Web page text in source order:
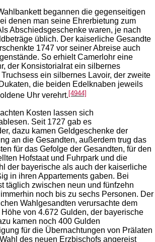
begannen die gegenseitigen
denen man seine Ehrerbietung zum
Abschiedsgeschenke waren, je nach
üblich. Der kaiserliche Gesandte
1747 vor seiner Abreise auch
So erhielt Camerlohr eine
der Konsistorialrat ein silbernes
Truchsess ein silbernes Lavoir, der zweite
die beiden Edelknaben jeweils
Uhr verehrt.[4944]
Kosten lassen sich
Seit 1727 gab es
dazu kamen Geldgeschenke der
an die Gesandten, außerdem trug das
für das Gefolge der Gesandten, für den
Hofstaat und Fuhrpark und die
der bayerische als auch der kaiserliche
in ihren Appartements gaben. Bei
täglich zwischen neun und fünfzehn
noch bis zu sechs Personen. Der
Wahlgesandten verursachte dem
von 4.672 Gulden, der bayerische
kamen noch 400 Gulden
für die Übernachtungen von Prälaten
des neuen Erzbischofs angereist